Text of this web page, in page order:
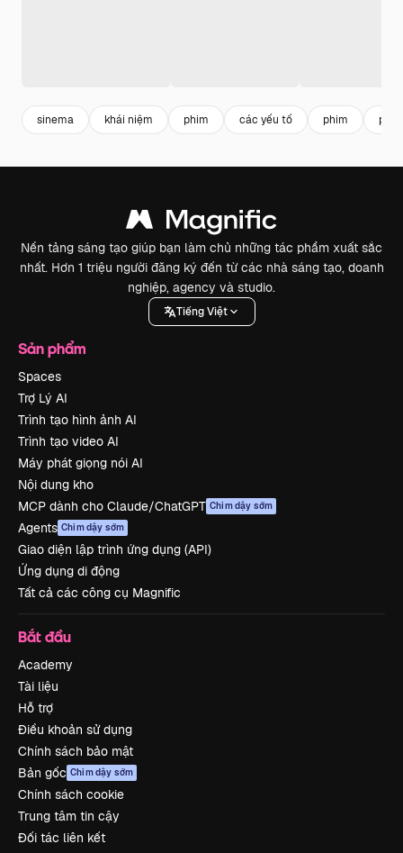
sinema khái niệm phim các yếu tố phim
Nền tảng sáng tạo giúp bạn làm chủ những tác phẩm xuất sắc
nhất. Hơn 1 triệu người đăng ký đến từ các nhà sáng tạo, doanh
nghiệp, agency và studio.
Tiếng Việt
Sản phẩm
Spaces
Trợ Lý AI
Trình tạo hình ảnh AI
Trình tạo video AI
Máy phát giọng nói AI
Nội dung kho
MCP dành cho Claude/ChatGPT Chim dậy sớm
Agents Chim dậy sớm
Giao diện lập trình ứng dụng (API)
Ứng dụng di động
Tất cả các công cụ Magnific
Bắt đầu
Academy
Tài liệu
Hỗ trợ
Điều khoản sử dụng
Chính sách bảo mật
Bản gốc Chim dậy sớm
Chính sách cookie
Trung tâm tin cậy
Đối tác liên kết